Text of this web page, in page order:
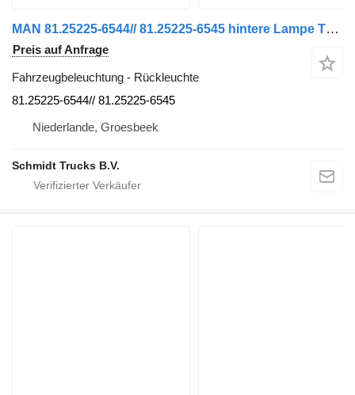
MAN 81.25225-6544// 81.25225-6545 hintere Lampe TGS TGX TGM TGL Euro 6 Rückleuchte für LKW
Preis auf Anfrage
Fahrzeugbeleuchtung - Rückleuchte
81.25225-6544// 81.25225-6545
Niederlande, Groesbeek
Schmidt Trucks B.V.